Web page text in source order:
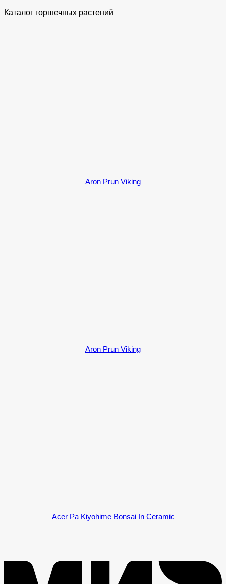
Каталог горшечных растений
Aron Prun Viking
Aron Prun Viking
Acer Pa Kiyohime Bonsai In Ceramic